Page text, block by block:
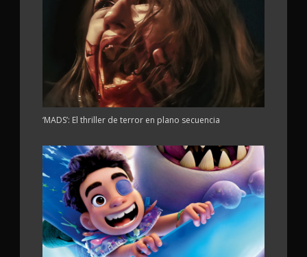
‘MADS’: El thriller de terror en plano secuencia